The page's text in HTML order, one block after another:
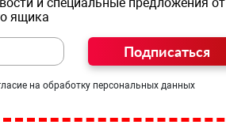
ящика
Подписаться
на обработку персональных данных